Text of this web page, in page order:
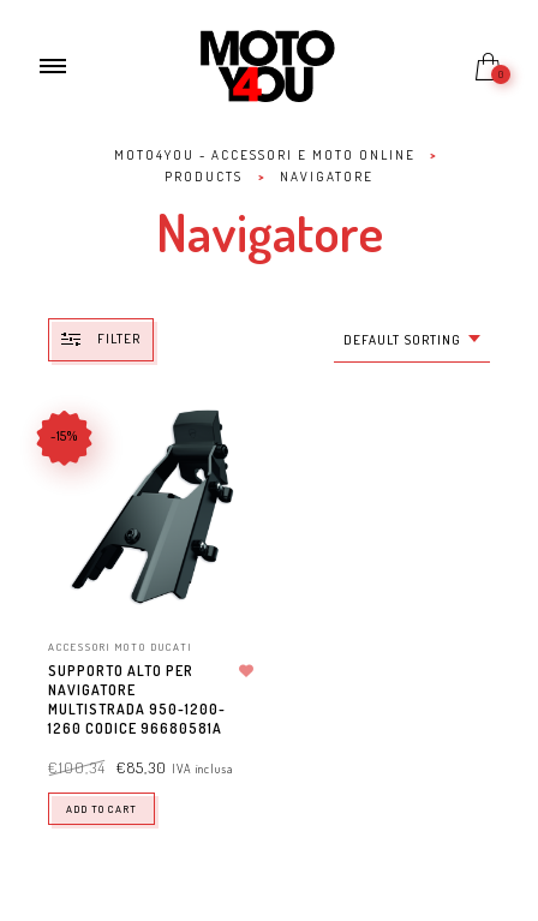
0
MOTO4YOU - ACCESSORI E MOTO ONLINE
>
PRODUCTS
> NAVIGATORE
Navigatore
FILTER DEFAULT SORTING
-15%
ACCESSORI MOTO DUCATI
SUPPORTO ALTO PER
NAVIGATORE
MULTISTRADA 950-1200-
1260 CODICE 96680581A
€100,34 €85,30 IVA inclusa
ADD TO CART